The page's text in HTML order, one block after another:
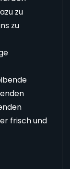
zu
zu
frisch und